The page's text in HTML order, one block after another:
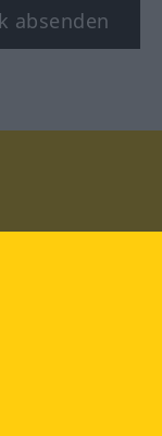
absenden